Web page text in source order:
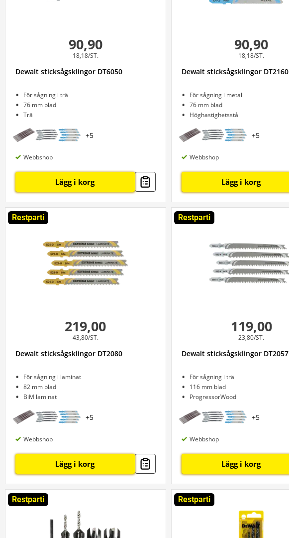
90,90
18,18/ST.
Dewalt sticksågsklingor DT6050
För sågning i trä
76 mm blad
Trä
+5
Webbshop
Lägg i korg
90,90
18,18/ST.
Dewalt sticksågsklingor DT2160
För sågning i metall
76 mm blad
Höghastighetsstål
+5
Webbshop
Lägg i korg
Restparti
219,00
43,80/ST.
Dewalt sticksågsklingor DT2080
För sågning i laminat
82 mm blad
BiM laminat
+5
Webbshop
Lägg i korg
Restparti
119,00
23,80/ST.
Dewalt sticksågsklingor DT2057
För sågning i trä
116 mm blad
ProgressorWood
+5
Webbshop
Lägg i korg
Restparti Restparti